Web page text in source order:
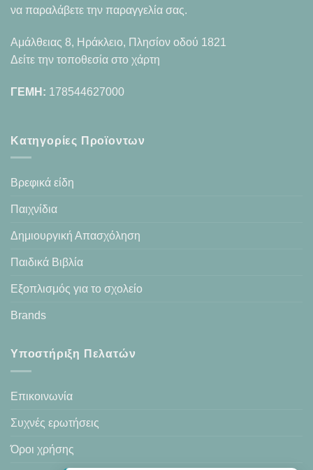
να παραλάβετε την παραγγελία σας.
Αμάλθειας 8, Ηράκλειο, Πλησίον οδού 1821
Δείτε την τοποθεσία στο χάρτη
ΓΕΜΗ: 178544627000
Κατηγορίες Προϊοντων
Βρεφικά είδη
Παιχνίδια
Δημιουργική Απασχόληση
Παιδικά Βιβλία
Εξοπλισμός για το σχολείο
Brands
Υποστήριξη Πελατών
Επικοινωνία
Συχνές ερωτήσεις
Όροι χρήσης